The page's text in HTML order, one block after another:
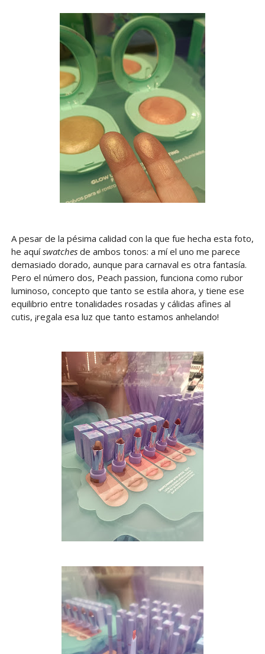
A pesar de la pésima calidad con la que fue hecha esta foto,
he aquíswatchesde ambos tonos: a mí el uno me parece
demasiado dorado, aunque para carnaval es otra fantasía.
Pero el número dos, Peach passion, funciona como rubor
luminoso, concepto que tanto se estila ahora, y tiene ese
equilibrio entre tonalidades rosadas y cálidas afines al
cutis, ¡regala esa luz que tanto estamos anhelando!